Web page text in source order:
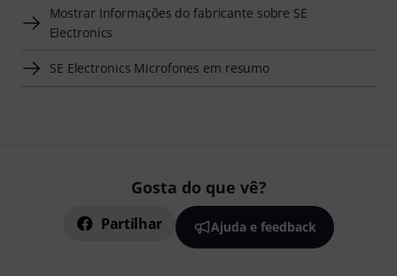
Mostrar Informações do fabricante sobre SE
Electronics
SE Electronics Microfones em resumo
Gosta do que vê?
Partilhar Ajuda e feedback